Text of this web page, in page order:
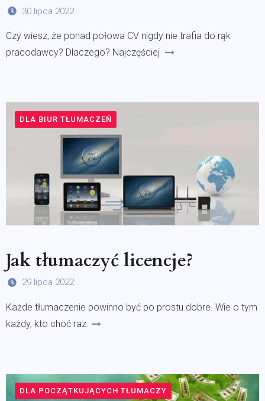
30 lipca 2022
Czy wiesz, że ponad połowa CV nigdy nie trafia do rąk
pracodawcy? Dlaczego? Najczęściej
DLA BIUR TŁUMACZEŃ
Jak tłumaczyć licencje?
29 lipca 2022
Każde tłumaczenie powinno być po prostu dobre. Wie o tym
każdy, kto choć raz
DLA POCZĄTKUJĄCYCH TŁUMACZY